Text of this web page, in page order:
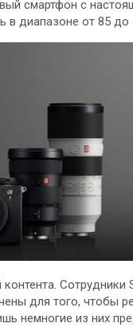
смартфон с
в диапазоне от 85 до
Сотрудники
для того, чтобы
немногие из них